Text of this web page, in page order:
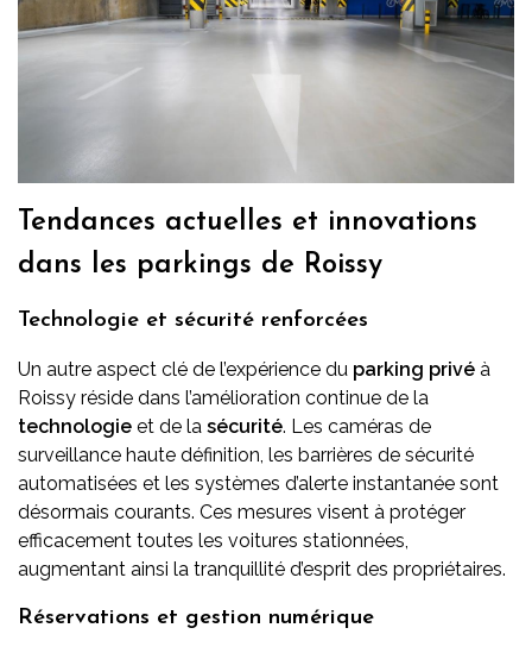
Tendances actuelles et innovations
dans les parkings de Roissy
Technologie et sécurité renforcées
Un autre aspect clé de l’expérience du parking privé à
Roissy réside dans l’amélioration continue de la
technologie et de la sécurité. Les caméras de
surveillance haute définition, les barrières de sécurité
automatisées et les systèmes d’alerte instantanée sont
désormais courants. Ces mesures visent à protéger
efficacement toutes les voitures stationnées,
augmentant ainsi la tranquillité d’esprit des propriétaires.
Réservations et gestion numérique